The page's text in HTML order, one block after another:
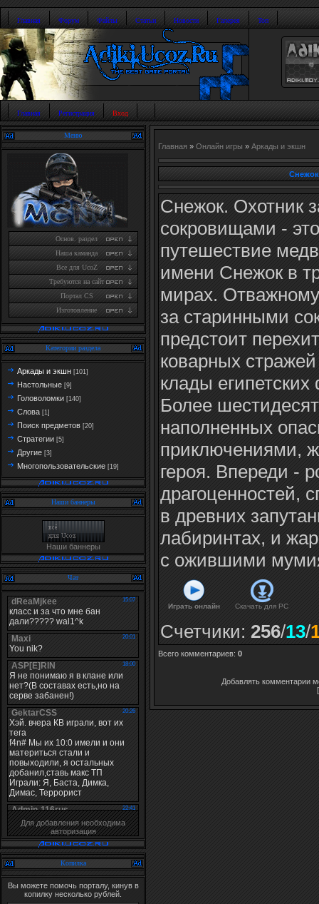
Главная Форум Файлы Статьи Новости Галерея Топ
Главная Регистрация Вход
Меню
Основ. раздел
Наша каманда
Все для UcoZ
Требуются на сайт
Портал CS
Изготовление
Категории раздела
Аркады и экшн [101]
Настольные [9]
Головоломки [140]
Слова [1]
Поиск предметов [20]
Стратегии [5]
Другие [3]
Многопользовательские [19]
Наши баннеры
Наши баннеры
Чат
Для добавления необходима
авторизация
Копилка
Вы можете помочь порталу, кинув в
копилку несколько рублей.
Главная » Онлайн игры » Аркады и экшн
Снежок. Охотник
сокровищами - это
путешествие
имени Снежок в
мирах. Отважному
за старинными
предстоит
коварных
клады
Более
наполненных
приключениями,
героя. Впереди -
драгоценностей,
в древних
лабиринтах, и
с ожившими
Играть онлайн Скачать для PC
Счетчики: 256/13/
Всего комментариев: 0
Добавлять комментарии